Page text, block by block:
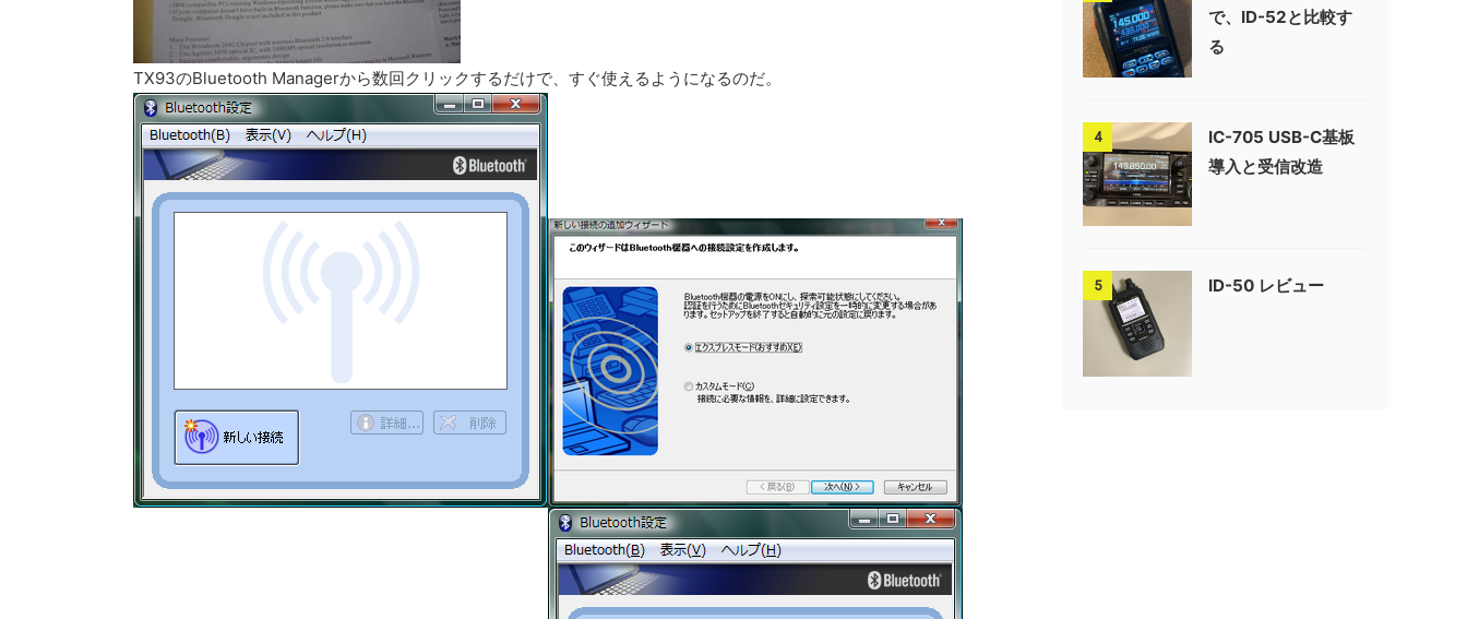
TX93のBluetooth Managerから数回クリックするだけで、すぐ使えるようになるのだ。
で、ID-52と比較す
る
4
IC-705 USB-C基板
導入と受信改造
5 ID-50 レビュー